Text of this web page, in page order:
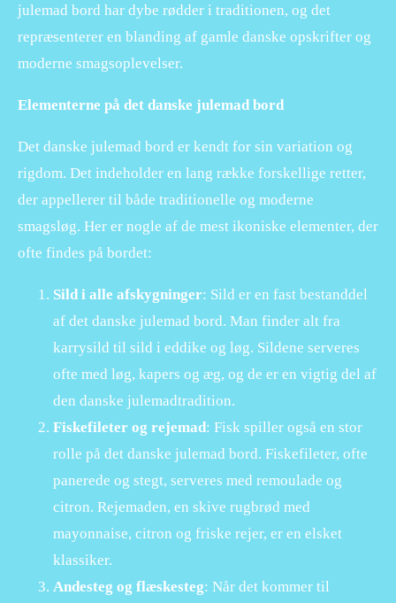
julemad bord har dybe rødder i traditionen, og det
repræsenterer en blanding af gamle danske opskrifter og
moderne smagsoplevelser.
Elementerne på det danske julemad bord
Det danske julemad bord er kendt for sin variation og
rigdom. Det indeholder en lang række forskellige retter,
der appellerer til både traditionelle og moderne
smagsløg. Her er nogle af de mest ikoniske elementer, der
ofte findes på bordet:
Sild i alle afskygninger: Sild er en fast bestanddel
af det danske julemad bord. Man finder alt fra
karrysild til sild i eddike og løg. Sildene serveres
ofte med løg, kapers og æg, og de er en vigtig del af
den danske julemadtradition.
Fiskefileter og rejemad: Fisk spiller også en stor
rolle på det danske julemad bord. Fiskefileter, ofte
panerede og stegt, serveres med remoulade og
citron. Rejemaden, en skive rugbrød med
mayonnaise, citron og friske rejer, er en elsket
klassiker.
Andesteg og flæskesteg: Når det kommer til